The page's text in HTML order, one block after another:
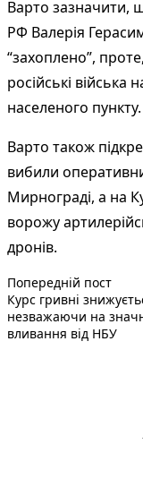
Варто зазначити,
РФ Валерія
“захоплено”,
російські війська
населеного пункту.
Варто також
вибили
Мирнограді, а на
ворожу
дронів.
Навігація
записів
Попередній пост
Курс гривні
незважаючи на
вливання від НБУ